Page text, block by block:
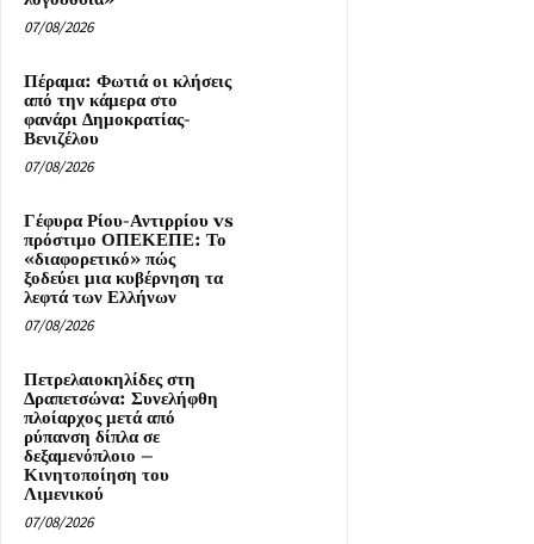
07/08/2026
Πέραμα: Φωτιά οι κλήσεις
από την κάμερα στο
φανάρι Δημοκρατίας-
Βενιζέλου
07/08/2026
Γέφυρα Ρίου-Αντιρρίου vs
πρόστιμο ΟΠΕΚΕΠΕ: Το
«διαφορετικό» πώς
ξοδεύει μια κυβέρνηση τα
λεφτά των Ελλήνων
07/08/2026
Πετρελαιοκηλίδες στη
Δραπετσώνα: Συνελήφθη
πλοίαρχος μετά από
ρύπανση δίπλα σε
δεξαμενόπλοιο –
Κινητοποίηση του
Λιμενικού
07/08/2026